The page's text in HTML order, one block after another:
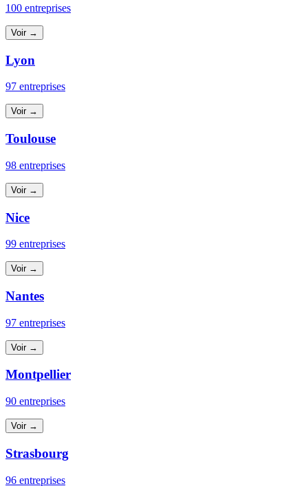
100 entreprises
Voir →
Lyon
97 entreprises
Voir →
Toulouse
98 entreprises
Voir →
Nice
99 entreprises
Voir →
Nantes
97 entreprises
Voir →
Montpellier
90 entreprises
Voir →
Strasbourg
96 entreprises